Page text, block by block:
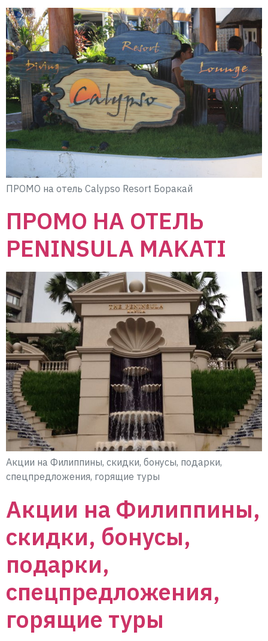
ПРОМО на отель Calypso Resort Боракай
ПРОМО НА ОТЕЛЬ
PENINSULA MAKATI
Акции на Филиппины, скидки, бонусы, подарки,
спецпредложения, горящие туры
Акции на Филиппины,
скидки, бонусы,
подарки,
спецпредложения,
горящие туры